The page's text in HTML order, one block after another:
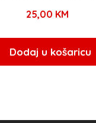
25,00 KM
Dodaj u košaricu